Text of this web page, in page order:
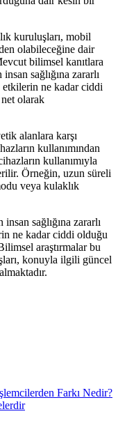
kuruluşları, mobil
olabileceğine dair
bilimsel kanıtlara
sağlığına zararlı
ne kadar ciddi
olarak
alanlara karşı
kullanımından
kullanımıyla
Örneğin, uzun süreli
veya kulaklık
sağlığına zararlı
ne kadar ciddi olduğu
araştırmalar bu
konuyla ilgili güncel
Farkı Nedir?